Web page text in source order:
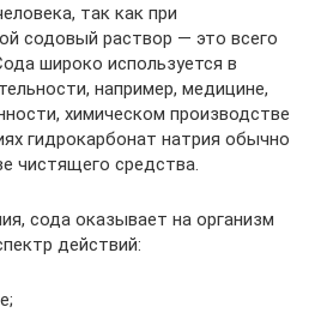
так как при
содовый раствор — это всего
широко используется в
например, медицине,
химическом производстве
гидрокарбонат натрия обычно
чистящего средства.
сода оказывает на организм
действий: